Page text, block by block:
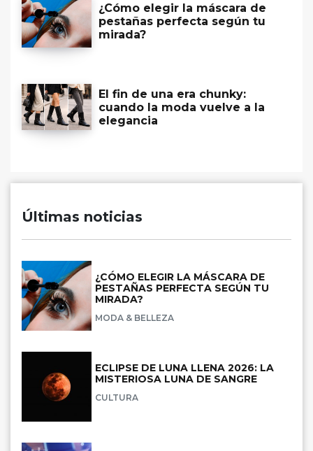
¿Cómo elegir la máscara de
pestañas perfecta según tu
mirada?
El fin de una era chunky:
cuando la moda vuelve a la
elegancia
Últimas noticias
¿CÓMO ELEGIR LA MÁSCARA DE
PESTAÑAS PERFECTA SEGÚN TU
MIRADA?
MODA & BELLEZA
ECLIPSE DE LUNA LLENA 2026: LA
MISTERIOSA LUNA DE SANGRE
CULTURA